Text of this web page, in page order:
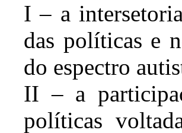
I – a
das políticas e
do espectro
II – a
políticas